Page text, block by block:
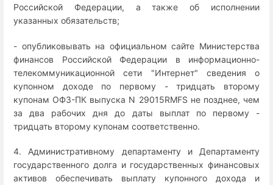
Российской Федерации, а также об исполнении
указанных обязательств;
- опубликовывать на официальном сайте Министерства
финансов Российской Федерации в информационно-
телекоммуникационной сети "Интернет" сведения о
купонном доходе по первому - тридцать второму
купонам ОФЗ-ПК выпуска N 29015RMFS не позднее, чем
за два рабочих дня до даты выплат по первому -
тридцать второму купонам соответственно.
4. Административному департаменту и Департаменту
государственного долга и государственных финансовых
активов обеспечивать выплату купонного дохода и